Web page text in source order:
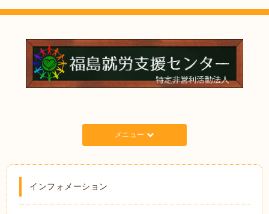
メニュー
インフォメーション